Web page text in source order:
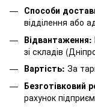
Способи
відділення або
Відвантаження:
зі складів
Вартість: За
Безготівковий
рахунок